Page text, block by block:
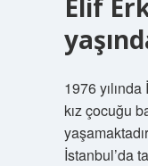
Elif
1976
kız çocuğu
İstanbul’da